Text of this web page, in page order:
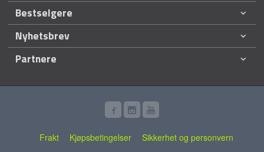
Bestselgere
Nyhetsbrev
Partnere
Frakt Kjøpsbetingelser
Sikkerhet og personvern